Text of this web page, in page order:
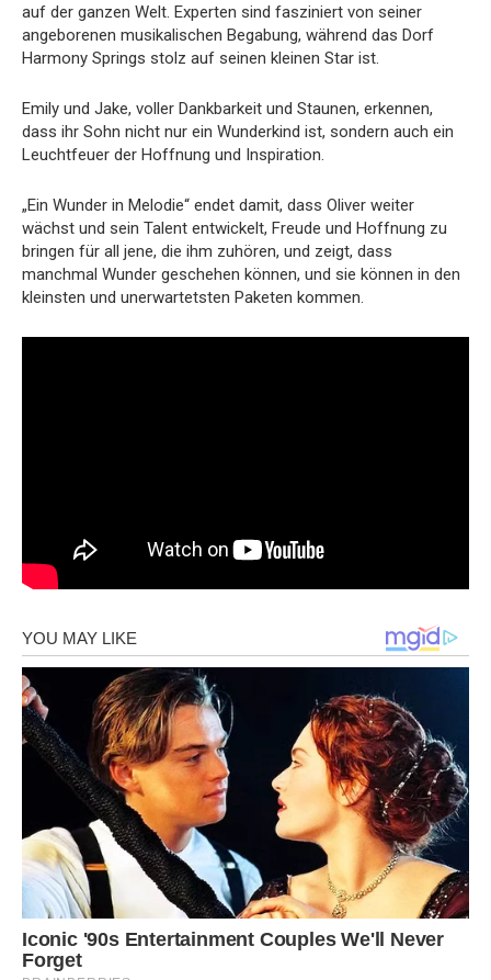
auf der ganzen Welt. Experten sind fasziniert von seiner
angeborenen musikalischen Begabung, während das Dorf
Harmony Springs stolz auf seinen kleinen Star ist.
Emily und Jake, voller Dankbarkeit und Staunen, erkennen,
dass ihr Sohn nicht nur ein Wunderkind ist, sondern auch ein
Leuchtfeuer der Hoffnung und Inspiration.
„Ein Wunder in Melodie“ endet damit, dass Oliver weiter
wächst und sein Talent entwickelt, Freude und Hoffnung zu
bringen für all jene, die ihm zuhören, und zeigt, dass
manchmal Wunder geschehen können, und sie können in den
kleinsten und unerwartetsten Paketen kommen.